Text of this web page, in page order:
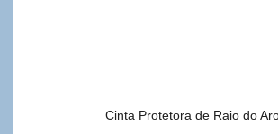
Cinta Protetora de Raio do